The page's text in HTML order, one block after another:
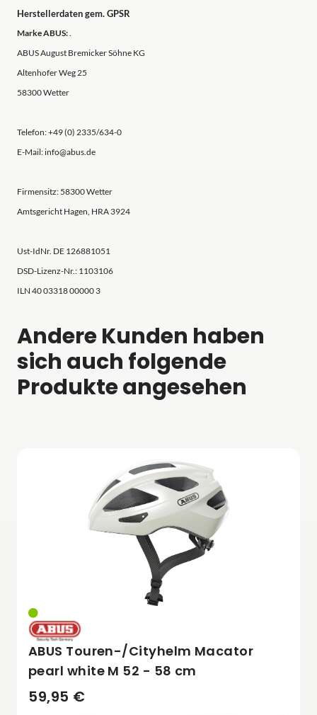
Herstellerdaten gem. GPSR
Marke ABUS:.
ABUS August Bremicker Söhne KG
Altenhofer Weg 25
58300 Wetter
Telefon: +49 (0) 2335/634-0
E-Mail: info@abus.de
Firmensitz: 58300 Wetter
Amtsgericht Hagen, HRA 3924
Ust-IdNr. DE 126881051
DSD-Lizenz-Nr.: 1103106
ILN 40 03318 00000 3
Andere Kunden haben
sich auch folgende
Produkte angesehen
ABUS Touren-/Cityhelm Macator
pearl white M 52 - 58 cm
59,95 €